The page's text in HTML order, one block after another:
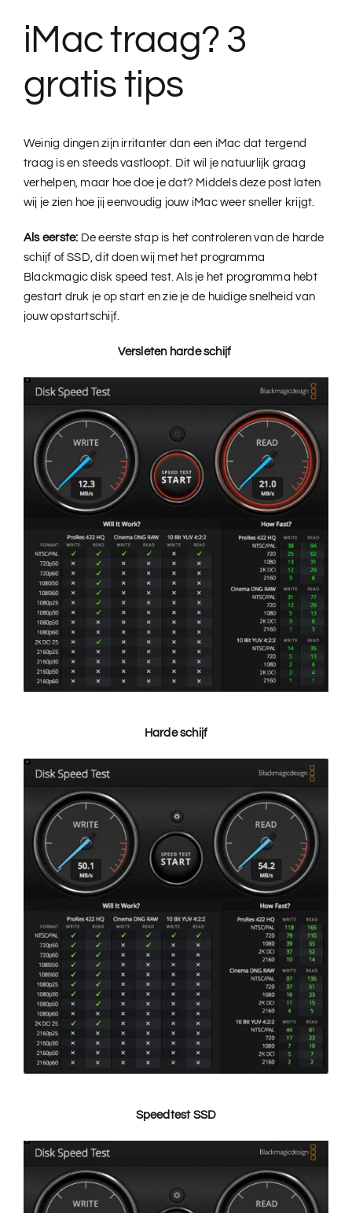
iMac traag? 3
gratis tips
Weinig dingen zijn irritanter dan een iMac dat tergend
traag is en steeds vastloopt. Dit wil je natuurlijk graag
verhelpen, maar hoe doe je dat? Middels deze post laten
wij je zien hoe jij eenvoudig jouw iMac weer sneller krijgt.
Als eerste: De eerste stap is het controleren van de harde
schijf of SSD, dit doen wij met het programma
Blackmagic disk speed test. Als je het programma hebt
gestart druk je op start en zie je de huidige snelheid van
jouw opstartschijf.
Versleten harde schijf
Harde schijf
Speedtest SSD